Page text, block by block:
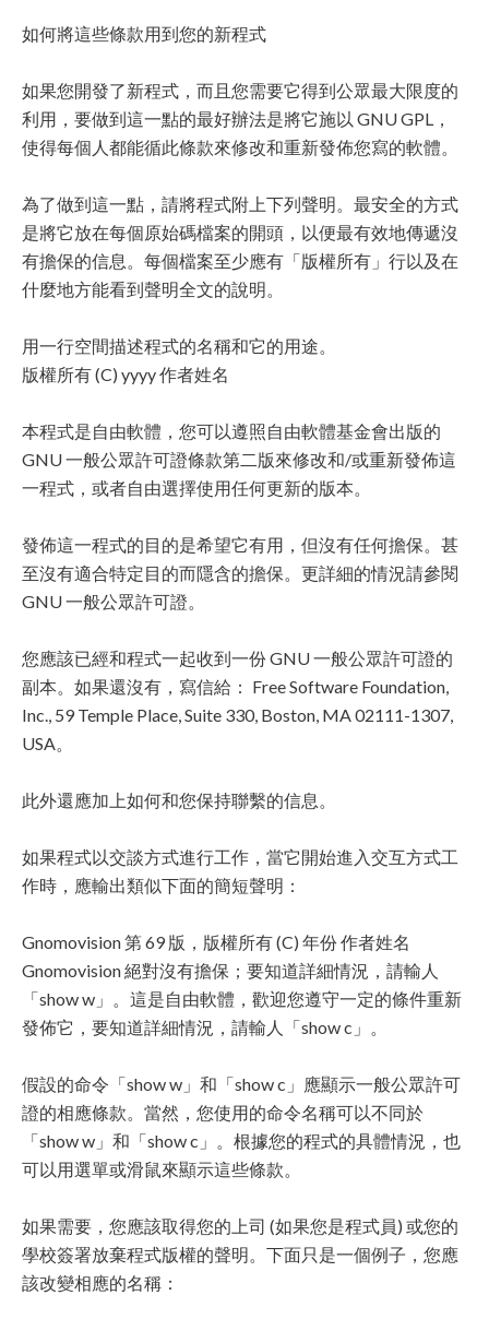
如何將這些條款用到您的新程式
如果您開發了新程式，而且您需要它得到公眾最大限度的
利用，要做到這一點的最好辦法是將它施以 GNU GPL，
使得每個人都能循此條款來修改和重新發佈您寫的軟體。
為了做到這一點，請將程式附上下列聲明。最安全的方式
是將它放在每個原始碼檔案的開頭，以便最有效地傳遞沒
有擔保的信息。每個檔案至少應有「版權所有」行以及在
什麼地方能看到聲明全文的說明。
用一行空間描述程式的名稱和它的用途。
版權所有 (C) yyyy 作者姓名
本程式是自由軟體，您可以遵照自由軟體基金會出版的
GNU 一般公眾許可證條款第二版來修改和/或重新發佈這
一程式，或者自由選擇使用任何更新的版本。
發佈這一程式的目的是希望它有用，但沒有任何擔保。甚
至沒有適合特定目的而隱含的擔保。更詳細的情況請參閱
GNU 一般公眾許可證。
您應該已經和程式一起收到一份 GNU 一般公眾許可證的
副本。如果還沒有，寫信給： Free Software Foundation,
Inc., 59 Temple Place, Suite 330, Boston, MA 02111-1307,
USA。
此外還應加上如何和您保持聯繫的信息。
如果程式以交談方式進行工作，當它開始進入交互方式工
作時，應輸出類似下面的簡短聲明：
Gnomovision 第 69 版，版權所有 (C) 年份 作者姓名
Gnomovision 絕對沒有擔保；要知道詳細情況，請輸人
「show w」。這是自由軟體，歡迎您遵守一定的條件重新
發佈它，要知道詳細情況，請輸人「show c」。
假設的命令「show w」和「show c」應顯示一般公眾許可
證的相應條款。當然，您使用的命令名稱可以不同於
「show w」和「show c」。根據您的程式的具體情況，也
可以用選單或滑鼠來顯示這些條款。
如果需要，您應該取得您的上司 (如果您是程式員) 或您的
學校簽署放棄程式版權的聲明。下面只是一個例子，您應
該改變相應的名稱：